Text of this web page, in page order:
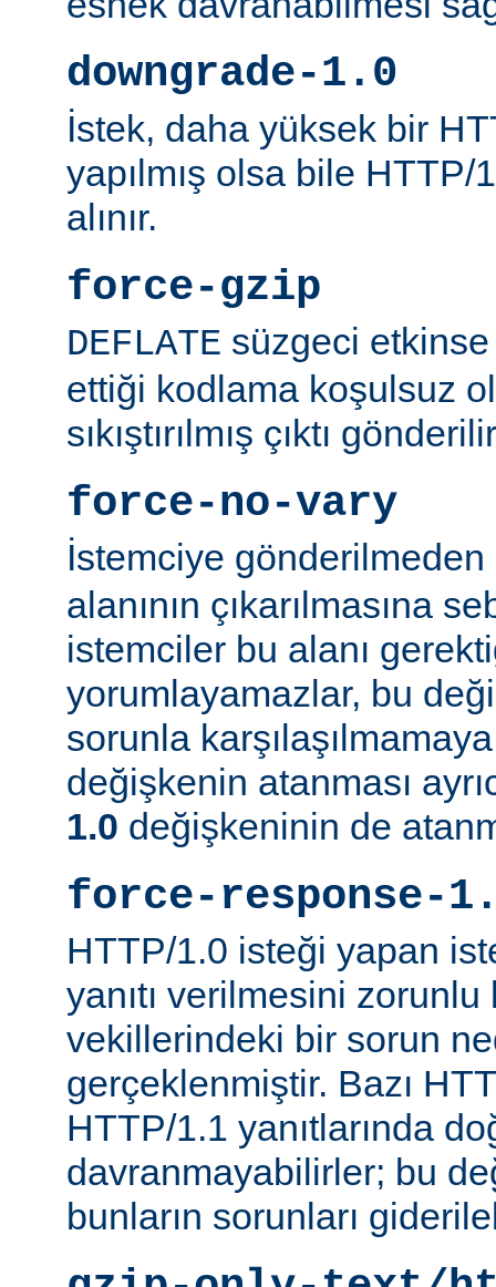
downgrade-1.0
İstek, daha yüksek bir
yapılmış olsa bile
alınır.
force-gzip
DEFLATE süzgeci etkinse
ettiği kodlama koşulsuz
sıkıştırılmış çıktı
force-no-vary
İstemciye
alanının çıkarılmasına
istemciler bu alanı
yorumlayamazlar, bu
sorunla karşılaşılmamaya
değişkenin atanması
1.0 değişkeninin de
force-response-
HTTP/1.0 isteği yapan
yanıtı verilmesini zorunlu
vekillerindeki bir sorun
gerçeklenmiştir. Bazı
HTTP/1.1 yanıtlarında
davranmayabilirler; bu
bunların sorunları